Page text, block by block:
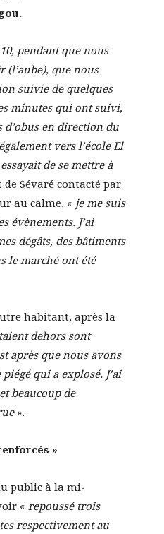
pendant que nous
(l’aube), que nous
suivie de quelques
minutes qui ont suivi,
en direction du
vers l’école El
de se mettre à
Sévaré contacté par
au calme, « je me suis
évènements. J’ai
dégâts, des bâtiments
le marché ont été
habitant, après la
dehors sont
après que nous avons
qui a explosé. J’ai
beaucoup de
».
»
public à la mi-
« repoussé trois
respectivement au